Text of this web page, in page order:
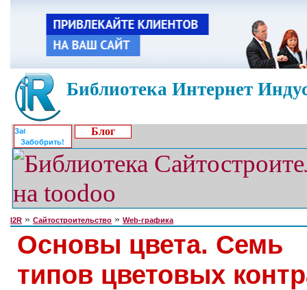
Библиотека Интернет
Забобрить!
Блог
I2R » Сайтостроительство » Web-графика
Основы цвета. Семь
типов цветовых